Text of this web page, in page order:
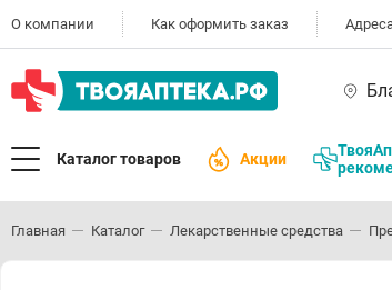
О компании Как оформить заказ
Каталог товаров Акции
Главная Каталог Лекарственные средства